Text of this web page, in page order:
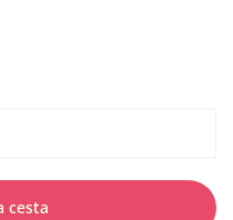
cesta